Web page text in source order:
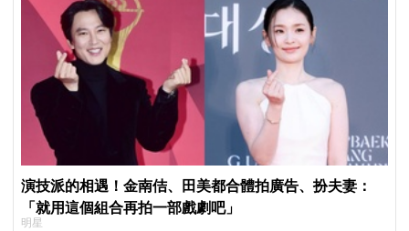
演技派的相遇！金南佶、田美都合體拍廣告、扮夫妻：
「就用這個組合再拍一部戲劇吧」
明星